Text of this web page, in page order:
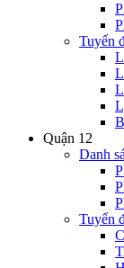
Tuyến
Quận 12
Danh
Tuyến